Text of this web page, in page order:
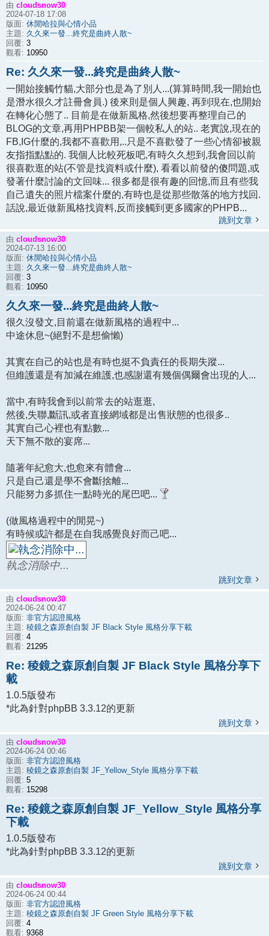
由 cloudsnow30
2024-07-18 17:08
版面: 休閒哈拉與心情小品
主題: 久久來一發...終究是曲終人散~
回覆: 3
觀看: 10950
Re: 久久來一發...終究是曲終人散~
一開始接觸竹貓,大部分也是為了別人...(算算時間,我一開始也
是潛水很久才註冊會員.) 後來則是個人興趣, 再到現在,也開始
在轉化心態了.. 目前是在做新風格,然後想要再整理自己的
BLOG的文章,再用PHPBB架一個較私人的站.. 老實說,現在的
FB,IG什麼的,我都不喜歡用,..只是不喜歡發了一些心情卻被親
友指指點點的. 我個人比較死板吧,有時久久想到,我會回以前
很喜歡逛的站(不管是找資料或什麼), 看看以前發的傻問題,或
發著什麼討論的文回味... 很多都是很有趣的回憶,而且有些我
自己遺失的照片檔案什麼的,有時也是從那些散落的地方找回.
話說,最近做新風格找資料,反而接觸到更多國家的PHPB...
跳到文章
由 cloudsnow30
2024-07-13 16:00
版面: 休閒哈拉與心情小品
主題: 久久來一發...終究是曲終人散~
回覆: 3
觀看: 10950
久久來一發...終究是曲終人散~
很久沒發文,目前還在做新風格的過程中...
中途休息~(絕對不是想偷懶)
其實在自己的站也是有時也挺不負責任的長期失蹤...
但維護還是有加減在維護,也感謝還有幾個偶爾會出現的人...
當中,有時我會到以前常去的站逛逛,
然後,失聯,斷訊,或者直接網域都是出售狀態的也很多..
其實自己心裡也有點數...
天下無不散的宴席...
隨著年紀愈大,也愈來有體會...
只是自己還是學不會斷捨離...
只能努力多抓住一點時光的尾巴吧...
(做風格過程中的閒晃~)
有時候或許都是在自我感覺良好而己吧...
執念消除中...
跳到文章
由 cloudsnow30
2024-06-24 00:47
版面: 非官方認證風格
主題: 稜鏡之森原創自製 JF Black Style 風格分享下載
回覆: 4
觀看: 21295
Re: 稜鏡之森原創自製 JF Black Style 風格分享下
載
1.0.5版發布
*此為針對phpBB 3.3.12的更新
跳到文章
由 cloudsnow30
2024-06-24 00:46
版面: 非官方認證風格
主題: 稜鏡之森原創自製 JF_Yellow_Style 風格分享下載
回覆: 5
觀看: 15298
Re: 稜鏡之森原創自製 JF_Yellow_Style 風格分享
下載
1.0.5版發布
*此為針對phpBB 3.3.12的更新
跳到文章
由 cloudsnow30
2024-06-24 00:44
版面: 非官方認證風格
主題: 稜鏡之森原創自製 JF Green Style 風格分享下載
回覆: 4
觀看: 9368